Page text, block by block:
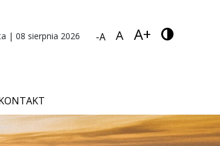
| 08 sierpnia 2026 -A A A+